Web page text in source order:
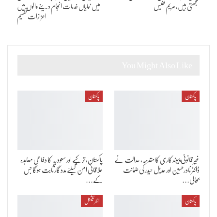
سمجھتی ہیں، مریم نفیس
میں نمایاں خدمات انجام دینے والوں میں
اعزازات تقسیم
پاکستان
غیر قانونی پیوندکاری کا مقدمہ، عدالت نے
ڈاکٹر نادرحسین اور عدیل حیدر کی ضمانت
بحالی…
پاکستان
پاکستان، ترکیے اور سعودیہ کا دفاعی معاہدہ
علاقائی امن کیلئے مددگار ثابت ہوگا جس
کے…
پاکستان انٹرنیشنل